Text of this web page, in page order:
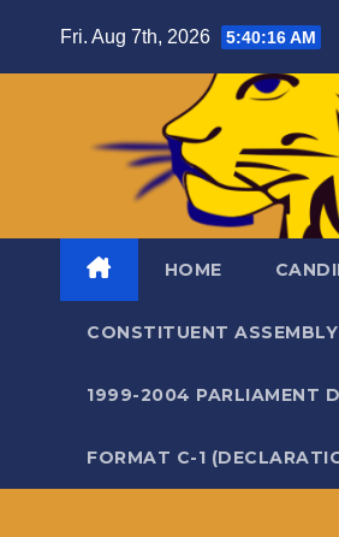
Fri. Aug 7th, 2026 5:40:17 AM
HOME
CONSTITUENT
1999-2004 PARLIAMENT
FORMAT C-1